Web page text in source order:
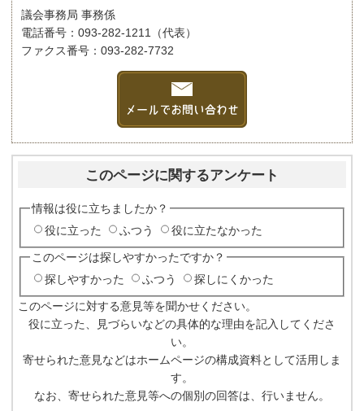
議会事務局 事務係
電話番号：093-282-1211（代表）
ファクス番号：093-282-7732
このページに関するアンケート
情報は役に立ちましたか？
役に立った
ふつう 役に立たなかった
このページは探しやすかったですか？
探しやすかった
ふつう 探しにくかった
このページに対する意見等を聞かせください。
役に立った、見づらいなどの具体的な理由を記入してくださ
い。
寄せられた意見などはホームページの構成資料として活用しま
す。
なお、寄せられた意見等への個別の回答は、行いません。